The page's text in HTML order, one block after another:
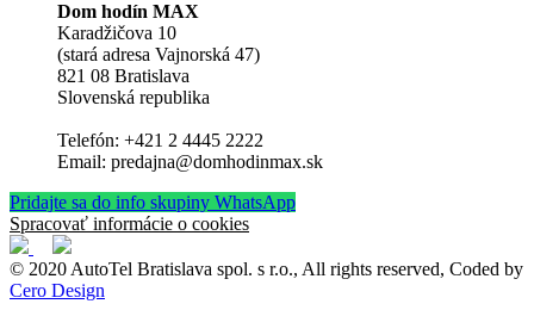
Dom hodín MAX
Karadžičova 10
(stará adresa Vajnorská 47)
821 08 Bratislava
Slovenská republika
Telefón: +421 2 4445 2222
Email: predajna@domhodinmax.sk
Pridajte sa do info skupiny WhatsApp
Spracovať informácie o cookies
© 2020 AutoTel Bratislava spol. s r.o., All rights reserved, Coded by
Cero Design